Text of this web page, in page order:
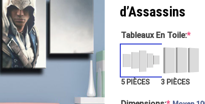
d’Assassins
Tableaux En Toile:*
5 PIÈCES 3 PIÈCES